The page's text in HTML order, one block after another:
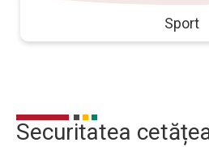
Sport
Securitatea